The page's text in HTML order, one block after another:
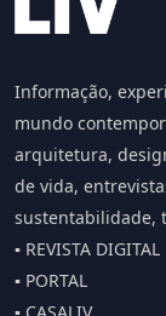
Informação,
mundo
arquitetura,
de vida,
sustentabilidade,
▪️ REVISTA
▪️ PORTAL